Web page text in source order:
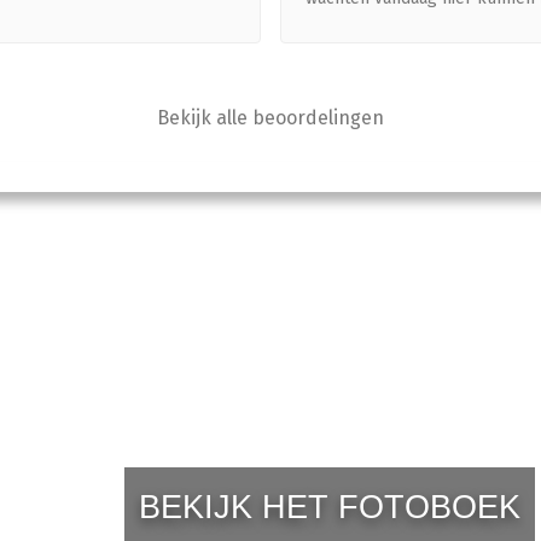
Select voor de volle 100%Bekijk alle beoordelingen
BEKIJK HET FOTOBOEK